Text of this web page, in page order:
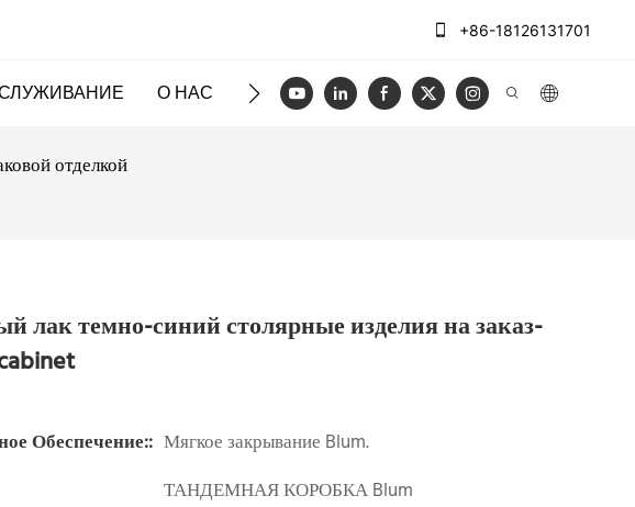
+86-18126131701
О НАС ЧЕХЛЫ БЛОГ ВИДЕО
отделкой
лак темно-синий столярные изделия на заказ-
Обеспечение:: Мягкое закрывание Blum.
ТАНДЕМНАЯ КОРОБКА Blum